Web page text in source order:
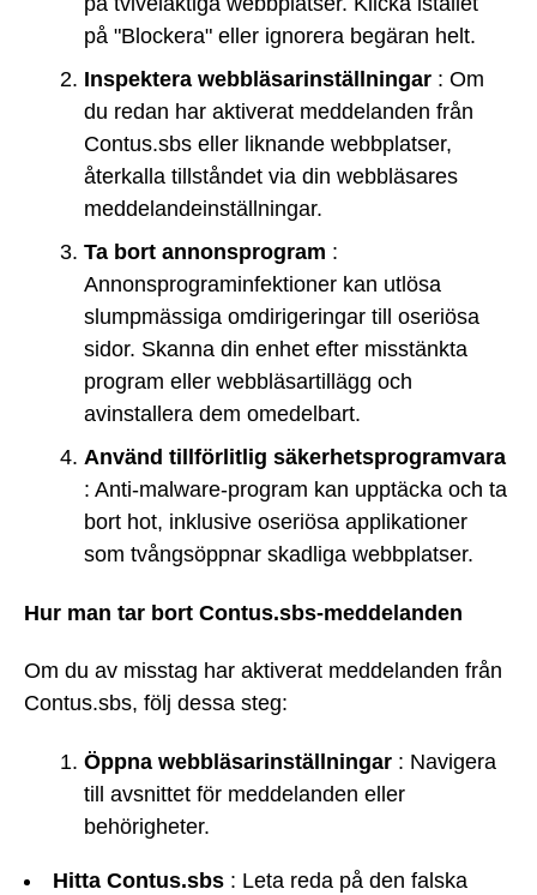
på "Blockera" eller ignorera begäran helt.
Inspektera webbläsarinställningar : Om
du redan har aktiverat meddelanden från
Contus.sbs eller liknande webbplatser,
återkalla tillståndet via din webbläsares
meddelandeinställningar.
Ta bort annonsprogram :
Annonsprograminfektioner kan utlösa
slumpmässiga omdirigeringar till oseriösa
sidor. Skanna din enhet efter misstänkta
program eller webbläsartillägg och
avinstallera dem omedelbart.
Använd tillförlitlig säkerhetsprogramvara
: Anti-malware-program kan upptäcka och ta
bort hot, inklusive oseriösa applikationer
som tvångsöppnar skadliga webbplatser.
Hur man tar bort Contus.sbs-meddelanden
Om du av misstag har aktiverat meddelanden från
Contus.sbs, följ dessa steg:
Öppna webbläsarinställningar : Navigera
till avsnittet för meddelanden eller
behörigheter.
Hitta Contus.sbs : Leta reda på den falska